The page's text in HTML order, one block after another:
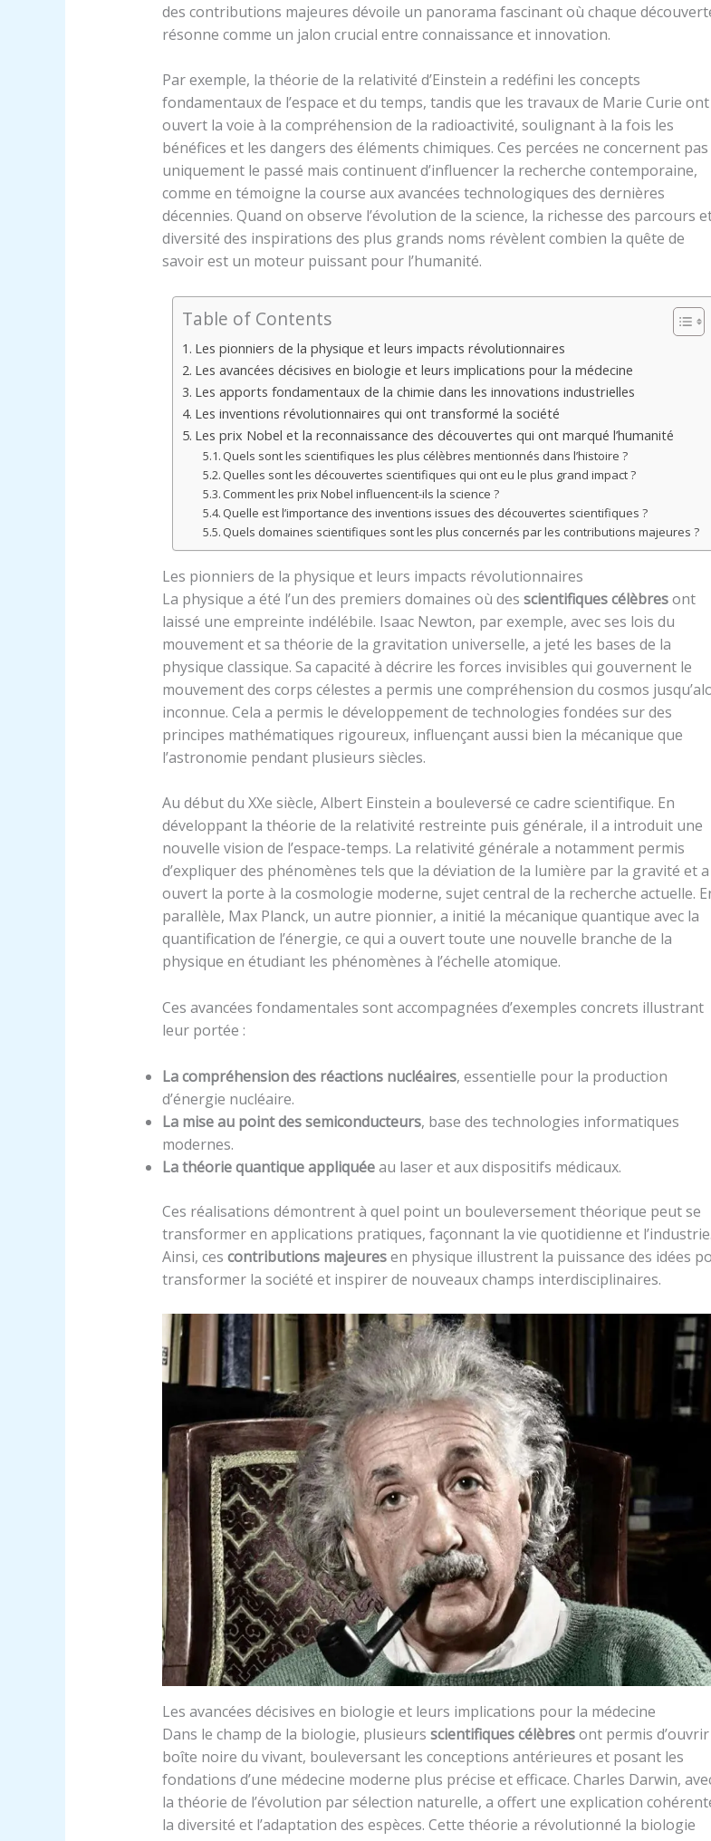
des contributions majeures dévoile un panorama fascinant où chaque
résonne comme un jalon crucial entre connaissance et innovation.
Par exemple, la théorie de la relativité d’Einstein a redéfini les concepts
fondamentaux de l’espace et du temps, tandis que les travaux de Marie Curie ont
ouvert la voie à la compréhension de la radioactivité, soulignant à la fois les
bénéfices et les dangers des éléments chimiques. Ces percées ne concernent pas
uniquement le passé mais continuent d’influencer la recherche contemporaine,
comme en témoigne la course aux avancées technologiques des dernières
décennies. Quand on observe l’évolution de la science, la richesse des parcours
diversité des inspirations des plus grands noms révèlent combien la quête de
savoir est un moteur puissant pour l’humanité.
Table of Contents
Les pionniers de la physique et leurs impacts révolutionnaires
Les avancées décisives en biologie et leurs implications pour la médecine
Les apports fondamentaux de la chimie dans les innovations industrielles
Les inventions révolutionnaires qui ont transformé la société
Les prix Nobel et la reconnaissance des découvertes qui ont marqué l’humanité
Quels sont les scientifiques les plus célèbres mentionnés dans l’histoire ?
Quelles sont les découvertes scientifiques qui ont eu le plus grand impact ?
Comment les prix Nobel influencent-ils la science ?
Quelle est l’importance des inventions issues des découvertes scientifiques ?
Quels domaines scientifiques sont les plus concernés par les contributions majeures ?
Les pionniers de la physique et leurs impacts révolutionnaires
La physique a été l’un des premiers domaines où des scientifiques célèbresont
laissé une empreinte indélébile. Isaac Newton, par exemple, avec ses lois du
mouvement et sa théorie de la gravitation universelle, a jeté les bases de la
physique classique. Sa capacité à décrire les forces invisibles qui gouvernent le
mouvement des corps célestes a permis une compréhension du cosmos
inconnue. Cela a permis le développement de technologies fondées sur des
principes mathématiques rigoureux, influençant aussi bien la mécanique que
l’astronomie pendant plusieurs siècles.
Au début du XXe siècle, Albert Einstein a bouleversé ce cadre scientifique. En
développant la théorie de la relativité restreinte puis générale, il a introduit une
nouvelle vision de l’espace-temps. La relativité générale a notamment permis
d’expliquer des phénomènes tels que la déviation de la lumière par la gravité et a
ouvert la porte à la cosmologie moderne, sujet central de la recherche actuelle.
parallèle, Max Planck, un autre pionnier, a initié la mécanique quantique avec la
quantification de l’énergie, ce qui a ouvert toute une nouvelle branche de la
physique en étudiant les phénomènes à l’échelle atomique.
Ces avancées fondamentales sont accompagnées d’exemples concrets illustrant
leur portée :
La compréhension des réactions nucléaires, essentielle pour la production
d’énergie nucléaire.
La mise au point des semiconducteurs, base des technologies informatiques
modernes.
La théorie quantique appliquéeau laser et aux dispositifs médicaux.
Ces réalisations démontrent à quel point un bouleversement théorique peut se
transformer en applications pratiques, façonnant la vie quotidienne et l’industrie.
Ainsi, ces contributions majeuresen physique illustrent la puissance des idées
transformer la société et inspirer de nouveaux champs interdisciplinaires.
Les avancées décisives en biologie et leurs implications pour la médecine
Dans le champ de la biologie, plusieurs scientifiques célèbresont permis d’ouvrir
boîte noire du vivant, bouleversant les conceptions antérieures et posant les
fondations d’une médecine moderne plus précise et efficace. Charles Darwin,
la théorie de l’évolution par sélection naturelle, a offert une explication
la diversité et l’adaptation des espèces. Cette théorie a révolutionné la biologie